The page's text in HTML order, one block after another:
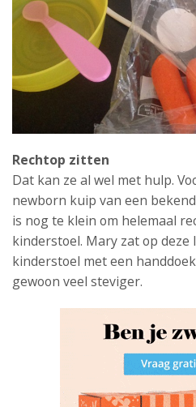
Rechtop zitten
Dat kan ze al wel met hulp.
newborn kuip van een
is nog te klein om helemaal
kinderstoel. Mary zat op deze
kinderstoel met een
gewoon veel steviger.